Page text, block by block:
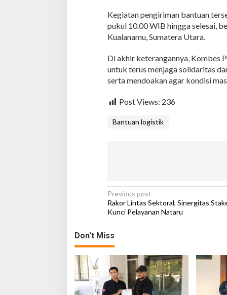
Kegiatan pengiriman bantuan
pukul 10.00 WIB hingga selesai,
Kualanamu, Sumatera Utara.
Di akhir keterangannya, Kombes
untuk terus menjaga solidaritas
serta mendoakan agar kondisi
Post Views: 236
Bantuan logistik
P
o
t
n
a
v
Previous post
Rakor Lintas Sektoral, Sinergitas
Kunci Pelayanan Nataru
Don't Miss